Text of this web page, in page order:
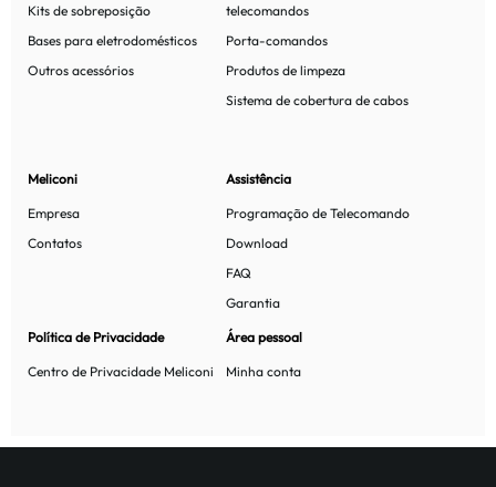
Kits de sobreposição
Bases para eletrodomésticos
Outros acessórios
telecomandos
Porta-comandos
Produtos de limpeza
Sistema de cobertura de cabos
Meliconi
Empresa
Contatos
Assistência
Programação de Telecomando
Download
FAQ
Garantia
Política de Privacidade
Centro de Privacidade Meliconi
Área pessoal
Minha conta